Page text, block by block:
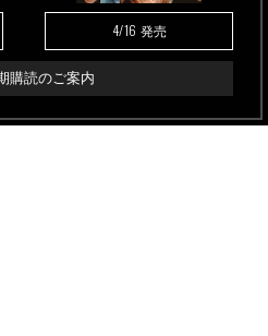
4/16 発売
購読のご案内